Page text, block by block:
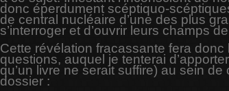
donc éperdument scéptiquo-
de central nucléaire d’une des plus
s’interroger et d’ouvrir leurs champs
Cette révélation fracassante fera
questions, auquel je tenterai
qu’un livre ne serait suffire) au sein
dossier :